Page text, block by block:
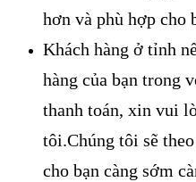
hơn và phù hợp cho
Khách hàng ở tỉnh
hàng của bạn trong
thanh toán, xin vui
tôi.Chúng tôi sẽ
cho bạn càng sớm